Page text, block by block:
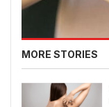
MORE STORIES